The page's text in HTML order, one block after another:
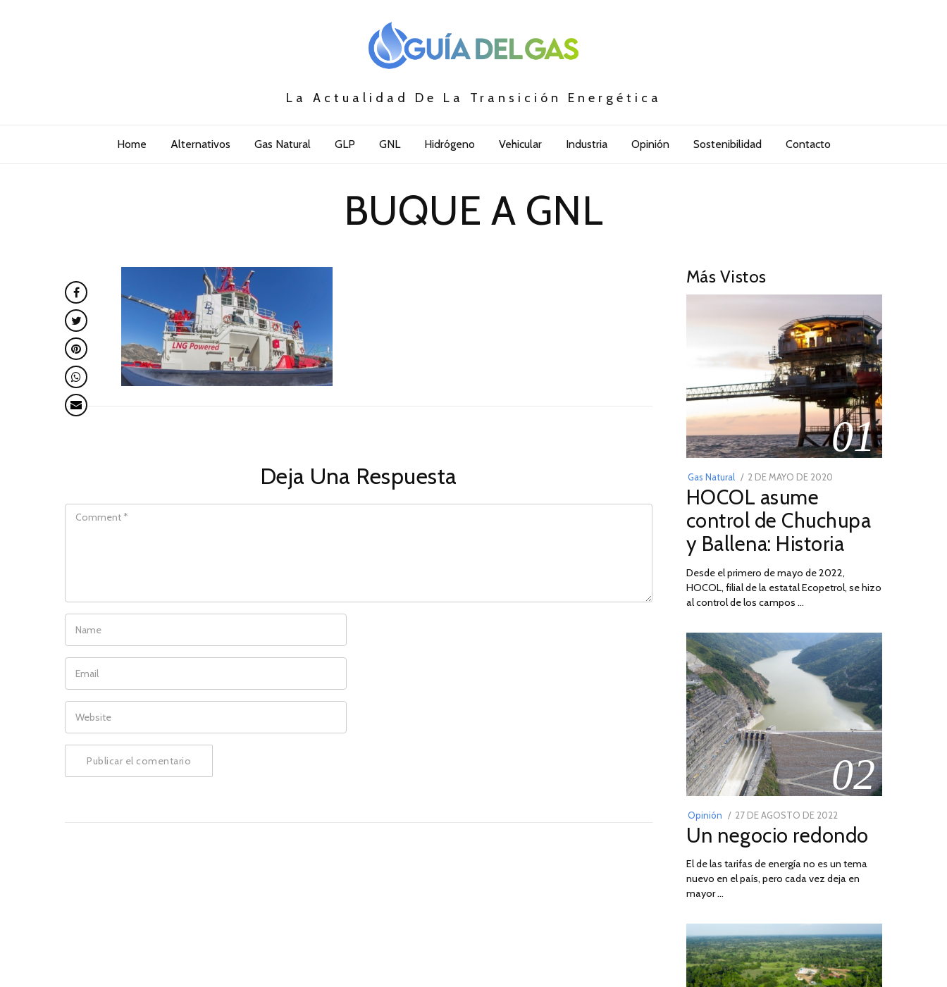
La Actualidad De La Transición Energética
Home Alternativos Gas Natural GLP GNL Hidrógeno Vehicular Industria Opinión Sostenibilidad Contacto
BUQUE A GNL
Deja Una Respuesta
Más Vistos
01
Gas Natural
POSTED
ON
2 DE MAYO DE 2020
DE
2026
HOCOL asume
control de Chuchupa
y Ballena: Historia
Desde el primero de mayo de 2022,
HOCOL, filial de la estatal Ecopetrol, se hizo
al control de los campos …
02
Opinión
POSTED
ON
27 DE AGOSTO DE 2022
DE
DE
2022
Un negocio redondo
El de las tarifas de energía no es un tema
nuevo en el país, pero cada vez deja en
mayor …